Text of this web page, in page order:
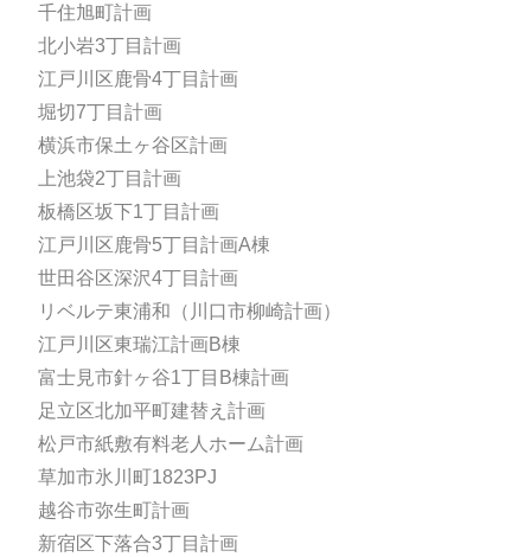
千住旭町計画
北小岩3丁目計画
江戸川区鹿骨4丁目計画
堀切7丁目計画
横浜市保土ヶ谷区計画
上池袋2丁目計画
板橋区坂下1丁目計画
江戸川区鹿骨5丁目計画A棟
世田谷区深沢4丁目計画
リベルテ東浦和（川口市柳崎計画）
江戸川区東瑞江計画B棟
富士見市針ヶ谷1丁目B棟計画
足立区北加平町建替え計画
松戸市紙敷有料老人ホーム計画
草加市氷川町1823PJ
越谷市弥生町計画
新宿区下落合3丁目計画